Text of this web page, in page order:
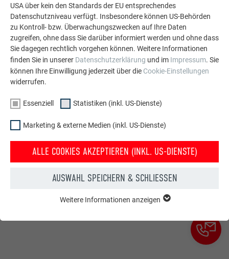
Überzeugen Sie sich jetzt selbst! Einfach die gewünschten
Prospekte bestellen.
PROSPEKT BESTELLEN
Mein PREFA Benelux
Widerrufsbelehrung
Academy
USA über kein den Standards der EU entsprechendes
Datenschutzniveau verfügt. Insbesondere können US-Behörden
zu Kontroll- bzw. Überwachungszwecken auf Ihre Daten
zugreifen, ohne dass Sie darüber informiert werden und ohne dass
Sie dagegen rechtlich vorgehen können. Weitere Informationen
finden Sie in unserer Datenschutzerklärung und im Impressum. Sie
können Ihre Einwilligung jederzeit über die Cookie-Einstellungen
widerrufen.
Essenziell Statistiken (inkl. US-Dienste)
Marketing & externe Medien (inkl. US-Dienste)
ALLE COOKIES AKZEPTIEREN (INKL. US-DIENSTE)
AUSWAHL SPEICHERN & SCHLIESSEN
Funktionen der Website benötigt. Dadurch ist gewährleistet,
Weitere Informationen anzeigen